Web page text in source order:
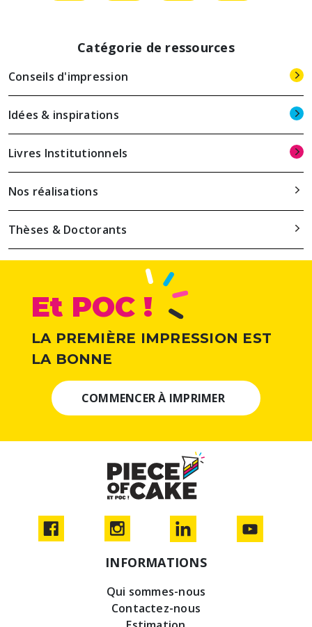
Catégorie de ressources
Conseils d'impression
Idées & inspirations
Livres Institutionnels
Nos réalisations
Thèses & Doctorants
Et POC !
LA PREMIÈRE IMPRESSION EST
LA BONNE
COMMENCER À IMPRIMER
INFORMATIONS
Qui sommes-nous
Contactez-nous